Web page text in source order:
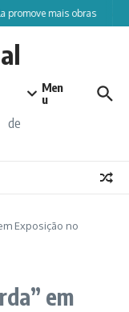
promove mais obras
de
Men
u
Exposição no
em